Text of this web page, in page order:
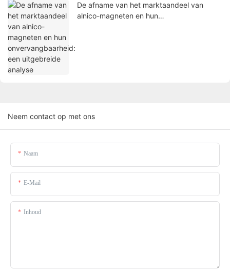
De afname van het marktaandeel van
alnico-magneten en hun
Neem contact op met ons
Naam
E-Mail
Inhoud